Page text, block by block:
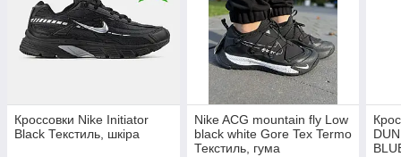
Кроссовки Nike Initiator
Black Текстиль, шкіра
Nike ACG mountain fly Low
black white Gore Tex Termo
Текстиль, гума